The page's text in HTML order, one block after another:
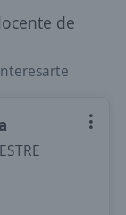
de